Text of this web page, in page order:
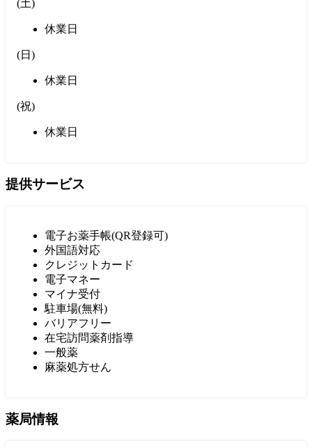
(土)
休業日
(日 )
休業日
(祝)
休業日
提供サービス
電子お薬手帳(QR登録可)
外国語対応
クレジットカード
電子マネー
マイナ受付
駐車場(無料)
バリアフリー
在宅訪問薬剤指導
一般薬
麻薬処方せん
薬局情報